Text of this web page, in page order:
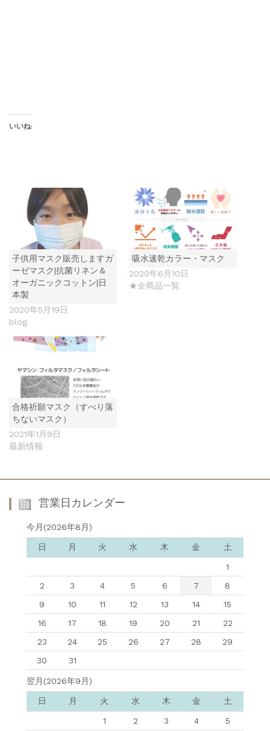
いいね:
子供用マスク販売しますガ
ーゼマスク|抗菌リネン＆
オーガニックコットン|日
本製
2020年5月19日
blog
吸水速乾カラー・マスク
2020年6月10日
★全商品一覧
合格祈願マスク（すべり落
ちないマスク）
2021年1月9日
最新情報
営業日カレンダー
今月(2026年8月)
日 月 火 水 木 金 土
1
2
3 4 5 6 7
8
9
10 11 12 13 14
15
16
17 18 19 20 21
22
23
24 25 26 27 28
29
30
31
翌月(2026年9月)
日 月 火 水 木 金 土
1 2 3 4
5